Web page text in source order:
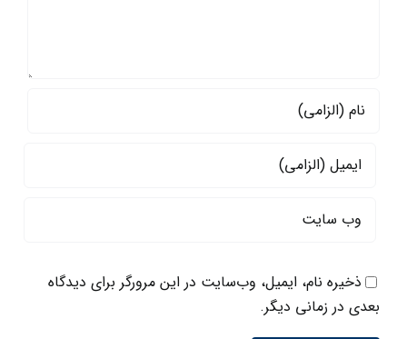
ذخیره نام، ایمیل، وب‌سایت در این مرورگر برای دیدگاه
بعدی در زمانی دیگر.